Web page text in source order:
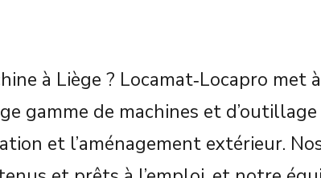
à Liège ? Locamat‑Locapro met à
gamme de machines et
et l’aménagement extérieur.